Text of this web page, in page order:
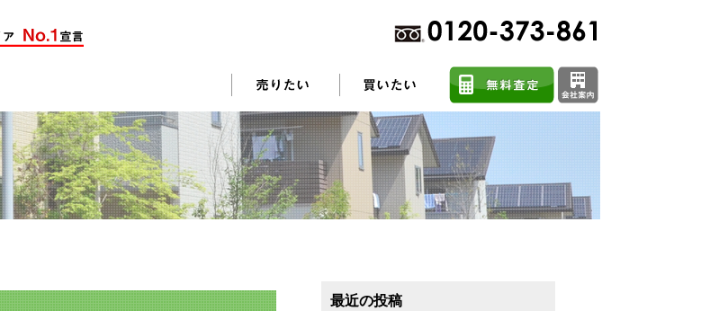
売却されたお客様の声 不動産売却に関するよくある質問
不動産購入に関するよくある質問
最近の投稿